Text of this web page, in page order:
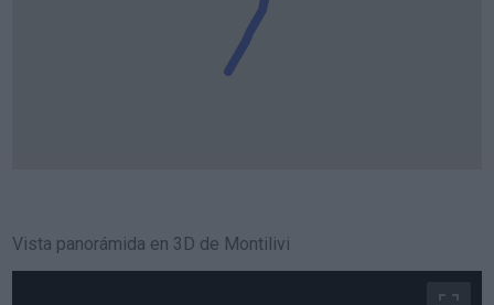
Vista panorámida en 3D de Montilivi